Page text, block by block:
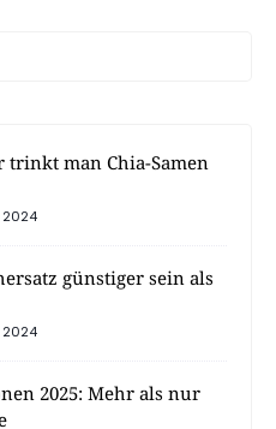
trinkt man Chia-Samen
2024
günstiger sein als
2024
2025: Mehr als nur